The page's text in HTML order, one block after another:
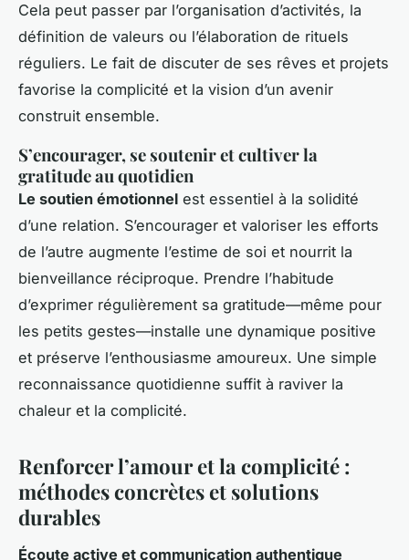
Cela peut passer par l’organisation d’activités, la
définition de valeurs ou l’élaboration de rituels
réguliers. Le fait de discuter de ses rêves et projets
favorise la complicité et la vision d’un avenir
construit ensemble.
S’encourager, se soutenir et cultiver la
gratitude au quotidien
Le soutien émotionnel est essentiel à la solidité
d’une relation. S’encourager et valoriser les efforts
de l’autre augmente l’estime de soi et nourrit la
bienveillance réciproque. Prendre l’habitude
d’exprimer régulièrement sa gratitude—même pour
les petits gestes—installe une dynamique positive
et préserve l’enthousiasme amoureux. Une simple
reconnaissance quotidienne suffit à raviver la
chaleur et la complicité.
Renforcer l’amour et la complicité :
méthodes concrètes et solutions
durables
Écoute active et communication authentique